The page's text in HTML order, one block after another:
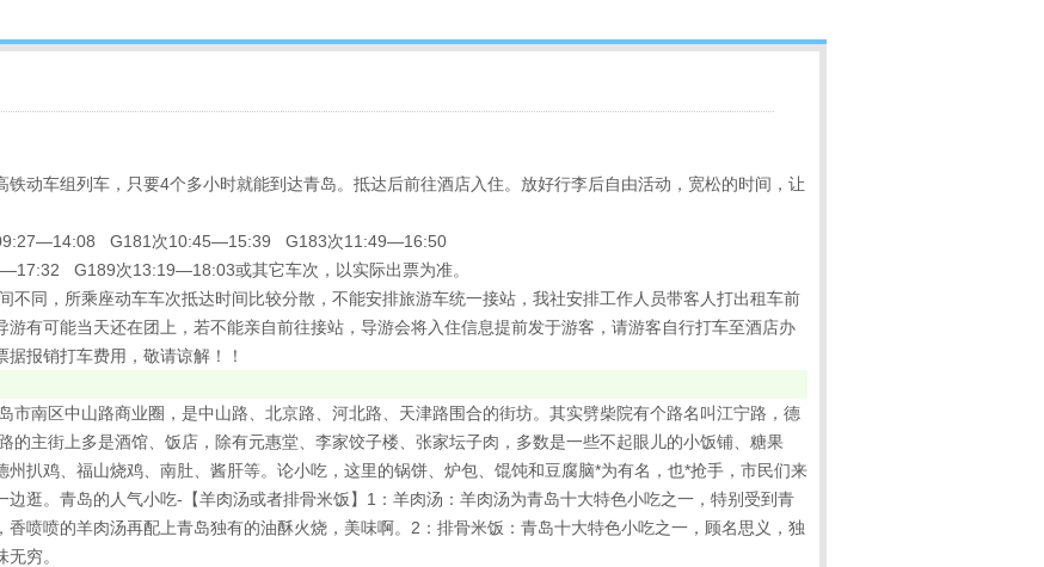
动车组列车，只要4个多小时就能到达青岛。抵达后前往酒店入住。放好行李后自由活动，宽松的时间，让
G181次10:45—15:39 G183次11:49—16:50
G189次13:19—18:03或其它车次，以实际出票为准。
不同，所乘座动车车次抵达时间比较分散，不能安排旅游车统一接站，我社安排工作人员带客人打出租车前
有可能当天还在团上，若不能亲自前往接站，导游会将入住信息提前发于游客，请游客自行打车至酒店办
报销打车费用，敬请谅解！！
市南区中山路商业圈，是中山路、北京路、河北路、天津路围合的街坊。其实劈柴院有个路名叫江宁路，德
的主街上多是酒馆、饭店，除有元惠堂、李家饺子楼、张家坛子肉，多数是一些不起眼儿的小饭铺、糖果
扒鸡、福山烧鸡、南肚、酱肝等。论小吃，这里的锅饼、炉包、馄饨和豆腐脑*为有名，也*抢手，市民们来
边逛。青岛的人气小吃- 【羊肉汤或者排骨米饭】 1 ：羊肉汤：羊肉汤为青岛十大特色小吃之一，特别受到青
喷喷的羊肉汤再配上青岛独有的油酥火烧，美味啊。 2 ：排骨米饭：青岛十大特色小吃之一，顾名思义，独
穷。